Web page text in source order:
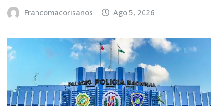
Francomacorisanos Ago 5, 2026